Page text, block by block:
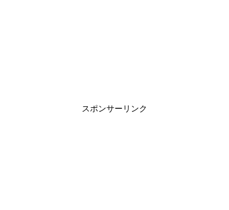
スポンサーリンク